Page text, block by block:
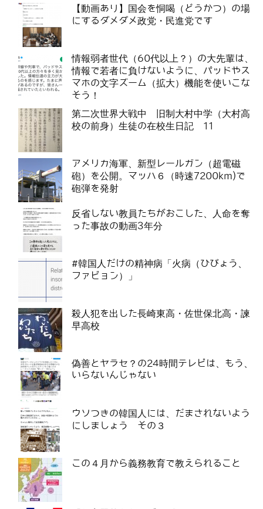
【動画あり】国会を恫喝（どうかつ）の場
にするダメダメ政党・民進党です
情報弱者世代（60代以上？）の大先輩は、
情報で若者に負けないように、パッドやス
マホの文字ズーム（拡大）機能を使いこな
そう！
第二次世界大戦中 旧制大村中学（大村高
校の前身）生徒の在校生日記 11
アメリカ海軍、新型レールガン（超電磁
砲）を公開。マッハ６（時速7200km)で
砲弾を発射
反省しない教員たちがおこした、人命を奪
った事故の動画3年分
#韓国人だけの精神病「火病（ひびょう、
ファビョン）」
殺人犯を出した長崎東高・佐世保北高・諫
早高校
偽善とヤラセ？の24時間テレビは、もう、
いらないんじゃない
ウソつきの韓国人には、だまされないよう
にしましょう その３
この４月から義務教育で教えられること